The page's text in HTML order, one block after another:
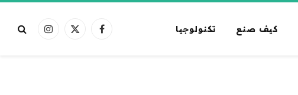
كيف صنع تكنولوجيا فيسبوكX
الانستغرام